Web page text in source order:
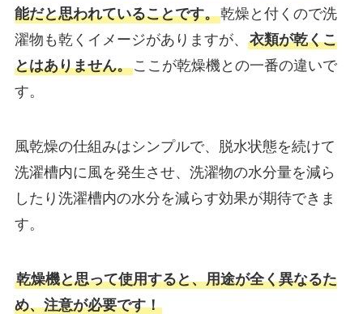
能だと思われていることです。乾燥と付くので洗
濯物も乾くイメージがありますが、 衣類が乾くこ
とはありません。ここが乾燥機との一番の違いで
す。
風乾燥の仕組みはシンプルで、脱水状態を続けて
洗濯槽内に風を発生させ、洗濯物の水分量を減ら
したり洗濯槽内の水分を減らす効果が期待できま
す。
乾燥機と思って使用すると、用途が全く異なるた
め、注意が必要です！